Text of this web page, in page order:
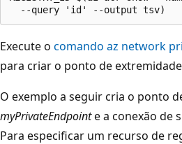
Execute o comando az network
para criar o ponto de
O exemplo a seguir cria o ponto
myPrivateEndpointe a conexão de
Para especificar um recurso de